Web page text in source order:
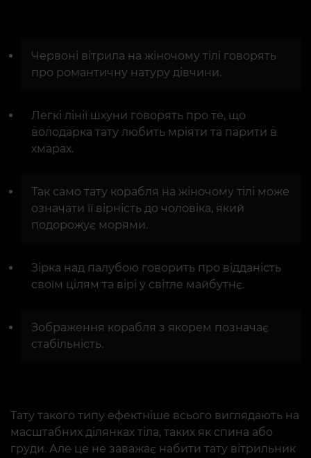
Червоні вітрила на жіночому тілі говорять
про романтичну натуру дівчини.
Легкі лінії шхуни говорять про те, що
володарка тату любить мріяти та парити в
хмарах.
Так само тату корабля на жіночому тілі може
означати її вірність до чоловіка, який
подорожує морями.
Зірка над палубою говорить про відданість
своїм цілям та вірі у світле майбутнє.
Зображення корабля з якорем позначає
стабільність.
Тату такого типу ефектніше всього виглядають на
масштабних ділянках тіла, таких як спина або
груди. Але це не заважає набити тату вітрильник